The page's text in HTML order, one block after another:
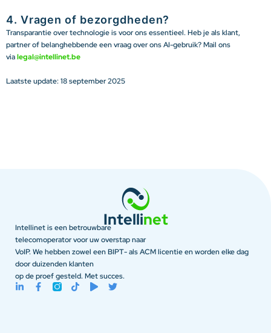
4. Vragen of bezorgdheden?
Transparantie over technologie is voor ons essentieel. Heb je als klant,
partner of belanghebbende een vraag over ons AI-gebruik? Mail ons
vialegal@intellinet.be
Laatste update: 18 september 2025
Intellinet
Intellinet is een betrouwbare
telecomoperator voor uw overstap naar
VoIP. We hebben zowel een BIPT- als ACM licentie en worden elke dag
door duizenden klanten
op de proef gesteld. Met succes.